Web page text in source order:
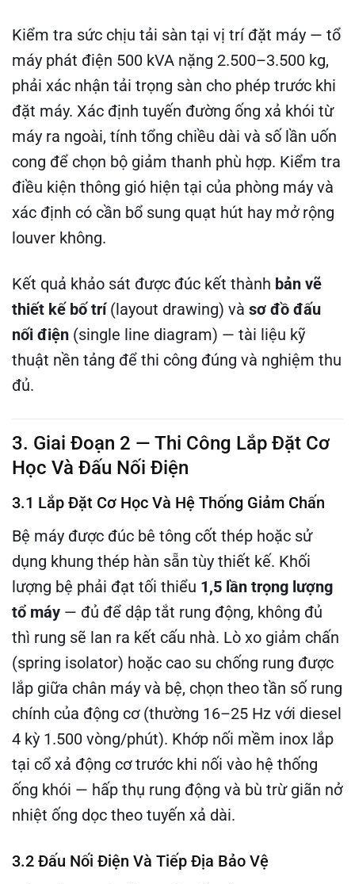
Kiểm tra sức chịu tải sàn tại vị trí đặt máy — tổ
máy phát điện 500 kVA nặng 2.500–3.500 kg,
phải xác nhận tải trọng sàn cho phép trước khi
đặt máy. Xác định tuyến đường ống xả khói từ
máy ra ngoài, tính tổng chiều dài và số lần uốn
cong để chọn bộ giảm thanh phù hợp. Kiểm tra
điều kiện thông gió hiện tại của phòng máy và
xác định có cần bổ sung quạt hút hay mở rộng
louver không.
Kết quả khảo sát được đúc kết thành bản vẽ
thiết kế bố trí(layout drawing) và sơ đồ đấu
nối điện (single line diagram) — tài liệu kỹ
thuật nền tảng để thi công đúng và nghiệm thu
đủ.
3. Giai Đoạn 2 — Thi Công Lắp Đặt Cơ
Học Và Đấu Nối Điện
3.1 Lắp Đặt Cơ Học Và Hệ Thống Giảm Chấn
Bệ máy được đúc bê tông cốt thép hoặc sử
dụng khung thép hàn sẵn tùy thiết kế. Khối
lượng bệ phải đạt tối thiểu 1,5 lần trọng lượng
tổ máy — đủ để dập tắt rung động, không đủ
thì rung sẽ lan ra kết cấu nhà. Lò xo giảm chấn
(spring isolator) hoặc cao su chống rung được
lắp giữa chân máy và bệ, chọn theo tần số rung
chính của động cơ (thường 16–25 Hz với diesel
4 kỳ 1.500 vòng/phút). Khớp nối mềm inox lắp
tại cổ xả động cơ trước khi nối vào hệ thống
ống khói — hấp thụ rung động và bù trừ giãn nở
nhiệt ống dọc theo tuyến xả dài.
3.2 Đấu Nối Điện Và Tiếp Địa Bảo Vệ